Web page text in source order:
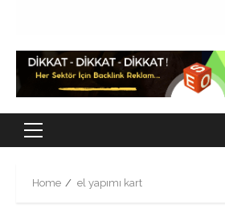
Primary
Home el yapımı kart